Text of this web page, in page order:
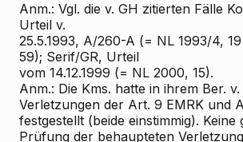
Anm.: Vgl. die v. GH zitierten Fälle
Urteil v.
25.5.1993, A/260-A (= NL 1993/4,
59); Serif/GR, Urteil
vom 14.12.1999 (= NL 2000, 15).
Anm.: Die Kms. hatte in ihrem Ber. v.
Verletzungen der Art. 9 EMRK und
festgestellt (beide einstimmig). Keine
Prüfung der behaupteten